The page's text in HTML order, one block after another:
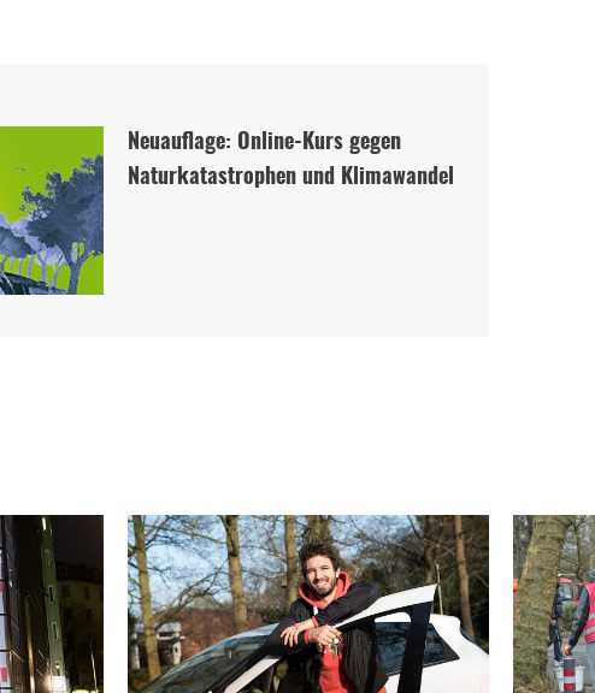
Neuauflage: Online-Kurs gegen
Naturkatastrophen und Klimawandel